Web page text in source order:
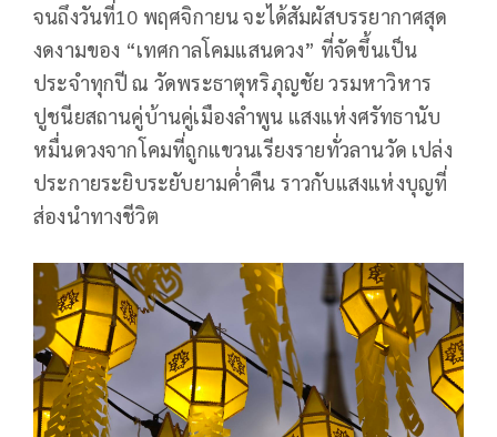
จนถึงวันที่10 พฤศจิกายน จะได้สัมผัสบรรยากาศสุด
งดงามของ “เทศกาลโคมแสนดวง” ที่จัดขึ้นเป็น
ประจำทุกปี ณ วัดพระธาตุหริภุญชัย วรมหาวิหาร
ปูชนียสถานคู่บ้านคู่เมืองลำพูน แสงแห่งศรัทธานับ
หมื่นดวงจากโคมที่ถูกแขวนเรียงรายทั่วลานวัด เปล่ง
ประกายระยิบระยับยามค่ำคืน ราวกับแสงแห่งบุญที่
ส่องนำทางชีวิต